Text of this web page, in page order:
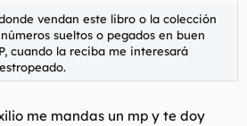
vendan este libro o la colección
sueltos o pegados en buen
cuando la reciba me interesará
me mandas un mp y te doy